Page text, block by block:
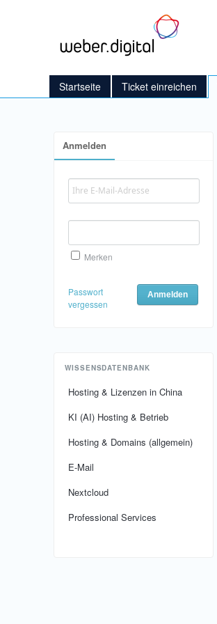
Startseite Ticket einreichen
Anmelden
Merken
Passwort
vergessen
WISSENSDATENBANK
Hosting & Lizenzen in China
KI (AI) Hosting & Betrieb
Hosting & Domains (allgemein)
E-Mail
Nextcloud
Professional Services